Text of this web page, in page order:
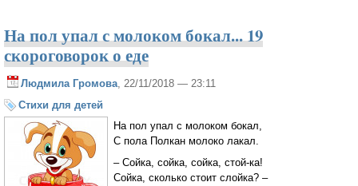
На пол упал с молоком бокал... 19
скороговорок о еде
Людмила Громова , 22/11/2018 — 23:11
Стихи для детей
На пол упал с молоком бокал,
С пола Полкан молоко лакал.
– Сойка, сойка, сойка, стой-ка!
Сойка, сколько стоит слойка? –